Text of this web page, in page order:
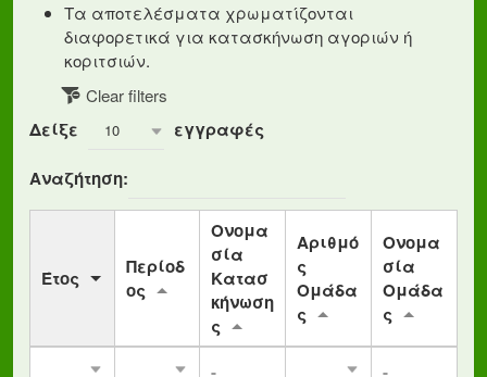
Τα αποτελέσματα χρωματίζονται
διαφορετικά για κατασκήνωση αγοριών ή
κοριτσιών.
Clear filters
Δείξε 10 εγγραφές
Αναζήτηση:
Έτος
Περίοδ
ος
Ονομα
σία
Κατασ
κήνωση
ς
Αριθμό
ς
Ομάδα
ς
Ονομα
σία
Ομάδα
ς